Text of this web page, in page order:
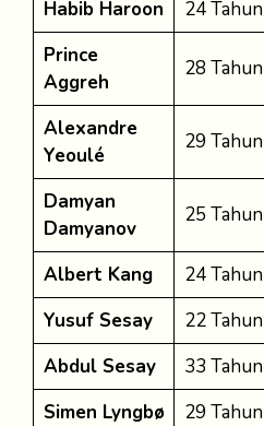
Habib Haroon 24 Tahun
Prince
Aggreh
28 Tahun
Alexandre
Yeoulé
29 Tahun
Damyan
Damyanov
25 Tahun
Albert Kang 24 Tahun
Yusuf Sesay
22 Tahun
Abdul Sesay
33 Tahun
Simen Lyngbø
29 Tahun